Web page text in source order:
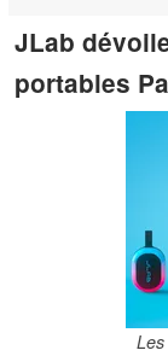
JLab
portables